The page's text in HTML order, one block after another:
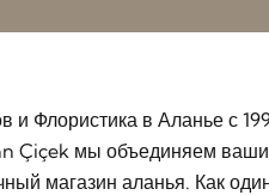
и Флористика в Аланье с
мы объединяем
магазин аланья. Как